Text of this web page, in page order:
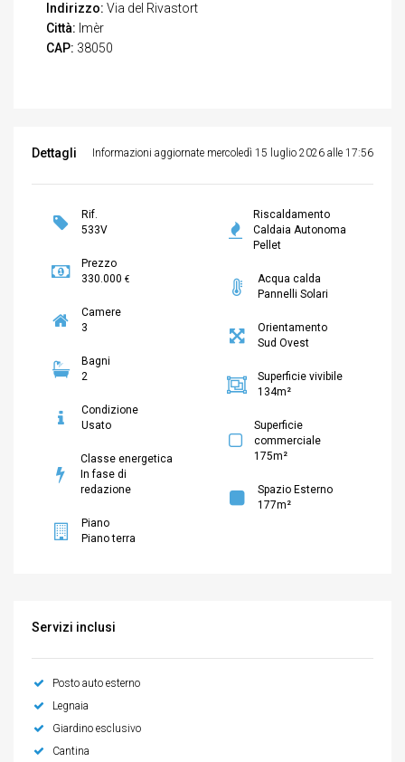
Indirizzo: Via del Rivastort
Città: Imèr
CAP: 38050
Dettagli Informazioni aggiornate mercoledì 15 luglio 2026 alle 17:56
Rif.
533V
Prezzo
330.000 €
Camere
3
Bagni
2
Condizione
Usato
Classe energetica
In fase di
redazione
Piano
Piano terra
Riscaldamento
Caldaia Autonoma
Pellet
Acqua calda
Pannelli Solari
Orientamento
Sud Ovest
Superficie vivibile
134m²
Superficie
commerciale
175m²
Spazio Esterno
177m²
Servizi inclusi
Posto auto esterno
Legnaia
Giardino esclusivo
Cantina